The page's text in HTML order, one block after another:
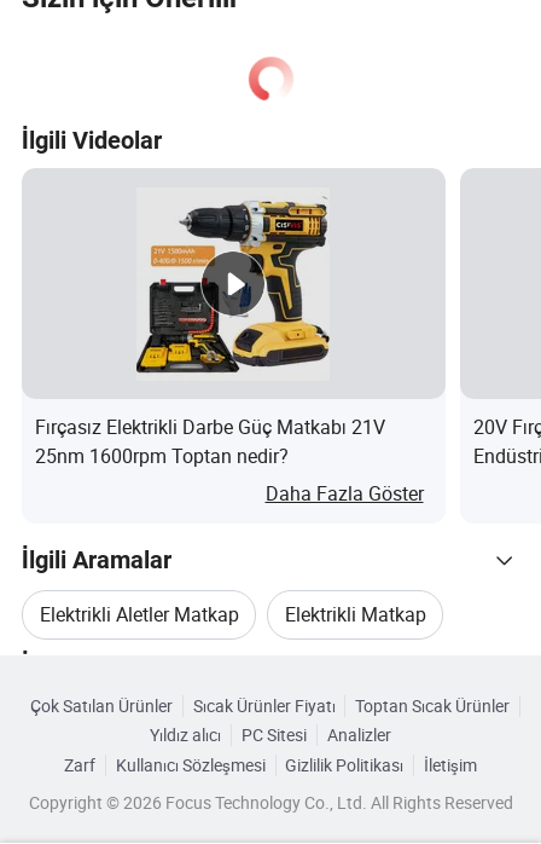
• Çift hızlı tasarım , matkabın çeşitli işleri karşılamasını
• LED ışık, kullanıcıları karanlık veya loş olarak destekler
çalışma ortam
İlgili Videolar
Fırçasız Elektrikli Darbe Güç Matkabı 21V
25nm 1600rpm Toptan nedir?
Daha Fazla Göster
20V
İlgili Aramalar
Elektrikli Aletler Matkap Elektrikli Matkap
Kablosuz Matkap Makinesi
Elektrikli Matkap Ucu
Kategorilere Göre Gözat
Çok Satılan Ürünler Sıcak Ürünler Fiyatı
Toptan Sıcak Ürünler
Yıldız alıcı
PC Sitesi
Analizler
Zarf
Kullanıcı Sözleşmesi Gizlilik Politikası
İletişim
Copyright © 2026 Focus Technology Co., Ltd. All Rights Reserved